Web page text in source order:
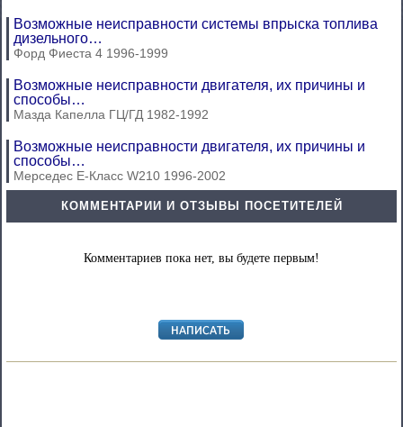
Возможные неисправности системы впрыска топлива
дизельного…
Форд Фиеста 4 1996-1999
Возможные неисправности двигателя, их причины и
способы…
Мазда Капелла ГЦ/ГД 1982-1992
Возможные неисправности двигателя, их причины и
способы…
Мерседес E-Класс W210 1996-2002
КОММЕНТАРИИ И ОТЗЫВЫ ПОСЕТИТЕЛЕЙ
Комментариев пока нет, вы будете первым!